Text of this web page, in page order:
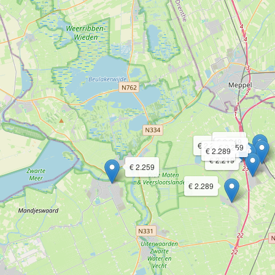
€ 2.219
€ 2.219€ 2.249
€ 2.259
€ 2.259
€ 2.289
€ 2.289